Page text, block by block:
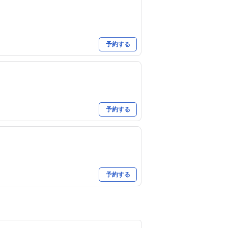
予約する
予約する
予約する